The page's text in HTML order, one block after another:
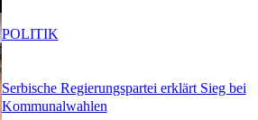
Serbische Regierungspartei erklärt Sieg bei
Kommunalwahlen
POLITIK